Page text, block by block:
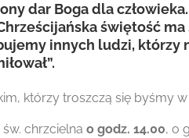
dar Boga dla
świętość
innych ludzi, którzy
którzy troszczą się byśmy
św. chrzcielnao godz. 14.00, o